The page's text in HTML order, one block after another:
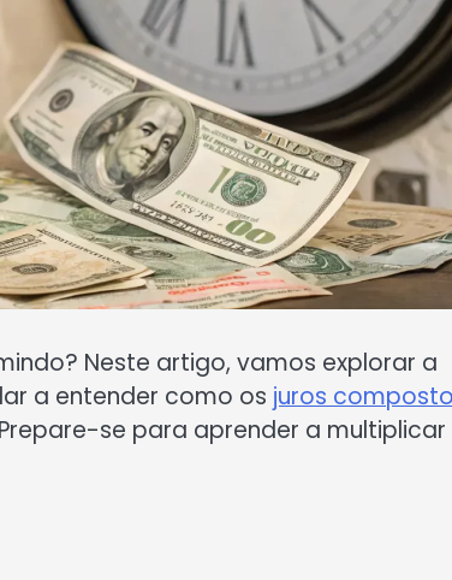
Neste artigo, vamos explorar a
a entender como os juros
se para aprender a multiplicar